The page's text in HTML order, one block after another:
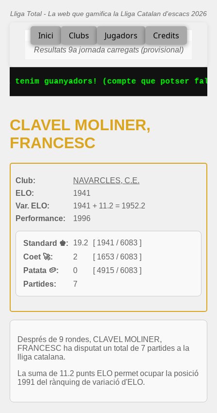
Lliga Total - La web que gamifica la Lliga Catalan d'escacs 2026
Inici Clubs Jugadors Credits
Resultats 9a jornada carregats (provisional)
tenim guanyadors! (compte que potser
CLAVEL MOLINER,
FRANCESC
Club:
NAVARCLES, C.E.
ELO:
1941
Var. ELO:
1941 + 11.2 = 1952.2
Performance:
1996
Standard ♚: 19.2
[ 1941 / 6083 ]
Coet 🚀:
2
[ 1653 / 6083 ]
Patata 🥔:
0
[ 4915 / 6083 ]
Partides:
7
Després de 9 rondes, CLAVEL MOLINER,
FRANCESC ha disputat un total de 7 partides a la
lliga catalana.
La suma de 11.2 punts ELO permet ocupar la posició
1991 del rànquing de variació d'ELO.